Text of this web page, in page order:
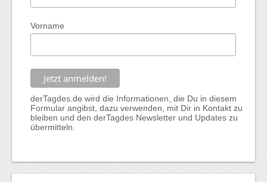
Vorname
derTagdes.de wird die Informationen, die Du in diesem
Formular angibst, dazu verwenden, mit Dir in Kontakt zu
bleiben und den derTagdes Newsletter und Updates zu
übermitteln.